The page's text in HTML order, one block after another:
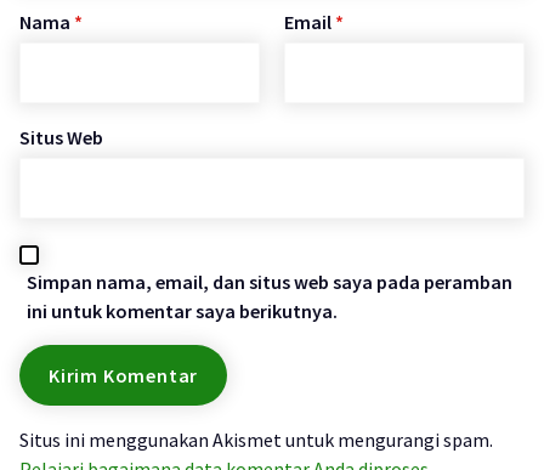
Nama * Email *
Situs Web
Simpan nama, email, dan situs web saya pada peramban
ini untuk komentar saya berikutnya.
Situs ini menggunakan Akismet untuk mengurangi spam.